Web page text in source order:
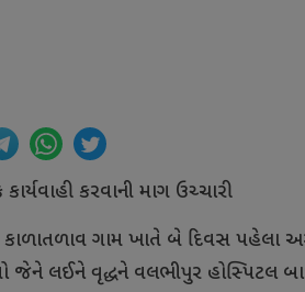
કરવાની માગ ઉચ્ચારી
ગામ ખાતે બે દિવસ પહેલા
જેને લઈને વૃદ્ધને વલભીપુર હોસ્પિટલ